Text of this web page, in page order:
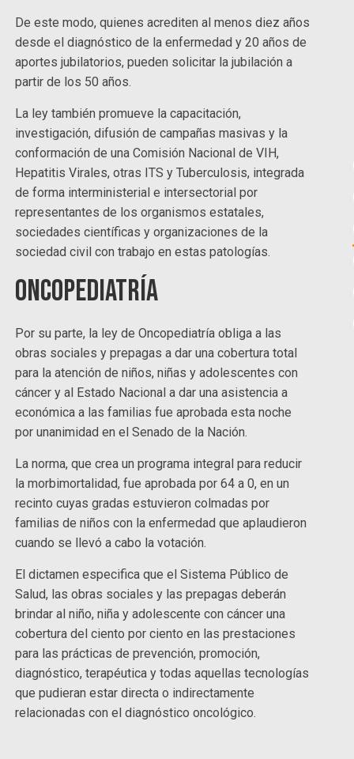
De este modo, quienes acrediten al menos diez años
desde el diagnóstico de la enfermedad y 20 años de
aportes jubilatorios, pueden solicitar la jubilación a
partir de los 50 años.
La ley también promueve la capacitación,
investigación, difusión de campañas masivas y la
conformación de una Comisión Nacional de VIH,
Hepatitis Virales, otras ITS y Tuberculosis, integrada
de forma interministerial e intersectorial por
representantes de los organismos estatales,
sociedades científicas y organizaciones de la
sociedad civil con trabajo en estas patologías.
Oncopediatría
Por su parte, la ley de Oncopediatría obliga a las
obras sociales y prepagas a dar una cobertura total
para la atención de niños, niñas y adolescentes con
cáncer y al Estado Nacional a dar una asistencia a
económica a las familias fue aprobada esta noche
por unanimidad en el Senado de la Nación.
La norma, que crea un programa integral para reducir
la morbimortalidad, fue aprobada por 64 a 0, en un
recinto cuyas gradas estuvieron colmadas por
familias de niños con la enfermedad que aplaudieron
cuando se llevó a cabo la votación.
El dictamen especifica que el Sistema Público de
Salud, las obras sociales y las prepagas deberán
brindar al niño, niña y adolescente con cáncer una
cobertura del ciento por ciento en las prestaciones
para las prácticas de prevención, promoción,
diagnóstico, terapéutica y todas aquellas tecnologías
que pudieran estar directa o indirectamente
relacionadas con el diagnóstico oncológico.